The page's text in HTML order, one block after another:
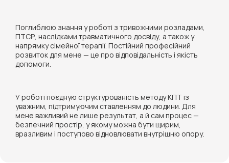
Поглиблюю знання у роботі з тривожними розладами,
ПТСР, наслідками травматичного досвіду, а також у
напрямку сімейної терапії. Постійний професійний
розвиток для мене — це про відповідальність і якість
допомоги.
У роботі поєдную структурованість методу КПТ із
уважним, підтримуючим ставленням до людини. Для
мене важливий не лише результат, а й сам процес —
безпечний простір, у якому можна бути щирим,
вразливим і поступово відновлювати внутрішню опору.